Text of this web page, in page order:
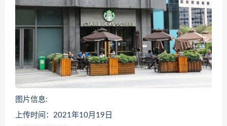
图片信息:
上传时间：2021年10月19日